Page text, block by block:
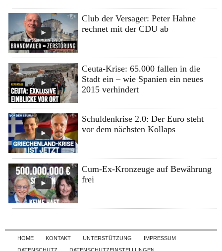
Club der Versager: Peter Hahne
rechnet mit der CDU ab
Ceuta-Krise: 65.000 fallen in die
Stadt ein – wie Spanien ein neues
2015 verhindert
Schuldenkrise 2.0: Der Euro steht
vor dem nächsten Kollaps
Cum-Ex-Kronzeuge auf Bewährung
frei
Skip to content
HOME KONTAKT UNTERSTÜTZUNG
IMPRESSUM